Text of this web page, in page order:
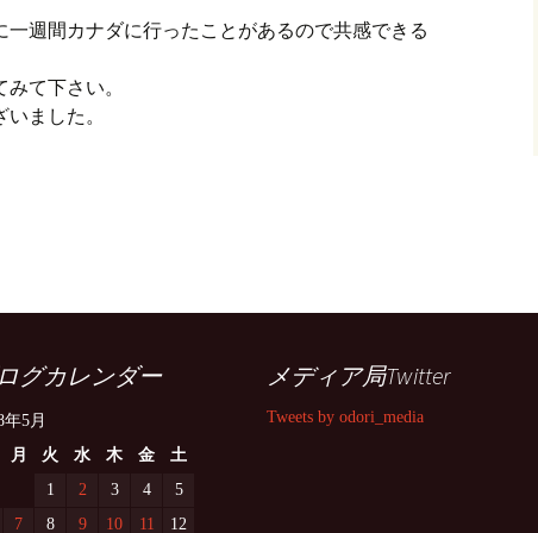
週間カナダに行ったことがあるので共感できる
て下さい。
ました。
グカレンダー
年5月
月 火 水 木 金
土
1
2 3 4
5
7 8 9 10 11 12
メディア局Twitter
Tweets by odori_media